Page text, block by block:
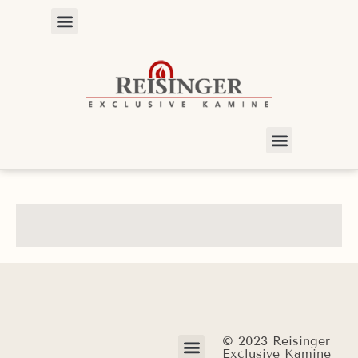
© 2023 Reisinger
Exclusive Kamine